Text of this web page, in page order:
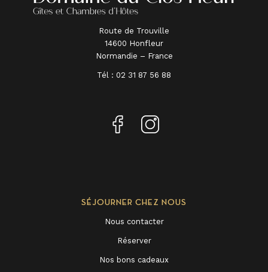
Route de Trouville
14600 Honfleur
Normandie – France
Tél : 02 31 87 56 88
SÉJOURNER CHEZ NOUS
Nous contacter
Réserver
Nos bons cadeaux